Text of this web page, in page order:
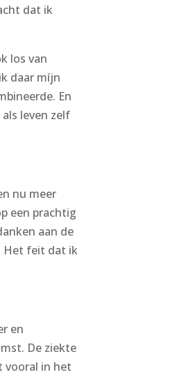
dat ik
los van
daar míjn
En
leven zelf
nu meer
een prachtig
aan de
Het feit dat ik
en
De ziekte
vooral in het